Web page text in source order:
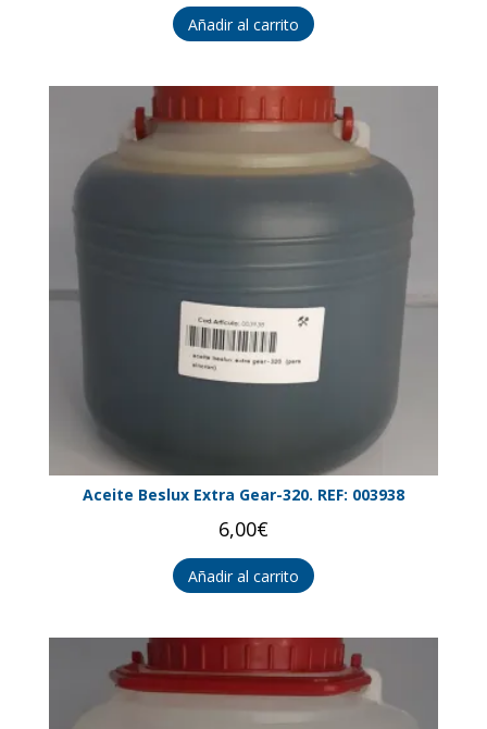
Añadir al carrito
Aceite Beslux Extra Gear-320. REF: 003938
6,00€
Añadir al carrito